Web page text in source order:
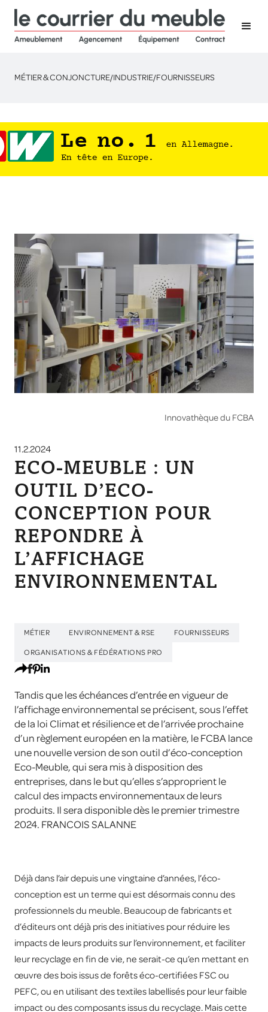
MÉTIER & CONJONCTURE/INDUSTRIE/FOURNISSEURS
Innovathèque du FCBA
11.2.2024
ECO-MEUBLE : UN
OUTIL D’ECO-
CONCEPTION POUR
REPONDRE À
L’AFFICHAGE
ENVIRONNEMENTAL
MÉTIER ENVIRONNEMENT & RSE FOURNISSEURS
ORGANISATIONS & FÉDÉRATIONS PRO
Tandis que les échéances d’entrée en vigueur de
l’affichage environnemental se précisent, sous l’effet
de la loi Climat et résilience et de l’arrivée prochaine
d’un règlement européen en la matière, le FCBA lance
une nouvelle version de son outil d’éco-conception
Eco-Meuble, qui sera mis à disposition des
entreprises, dans le but qu’elles s’approprient le
calcul des impacts environnementaux de leurs
produits. Il sera disponible dès le premier trimestre
2024. FRANCOIS SALANNE
Déjà dans l’air depuis une vingtaine d’années, l’éco-
conception est un terme qui est désormais connu des
professionnels du meuble. Beaucoup de fabricants et
d’éditeurs ont déjà pris des initiatives pour réduire les
impacts de leurs produits sur l’environnement, et faciliter
leur recyclage en fin de vie, ne serait-ce qu’en mettant en
œuvre des bois issus de forêts éco-certifiées FSC ou
PEFC, ou en utilisant des textiles labellisés pour leur faible
impact ou des composants issus du recyclage. Mais cette